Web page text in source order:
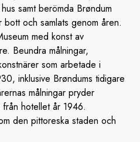
samt berömda Brøndum
och samlats genom åren.
med konst av
Beundra målningar,
som arbetade i
inklusive Brøndums tidigare
målningar pryder
hotellet år 1946.
den pittoreska staden och